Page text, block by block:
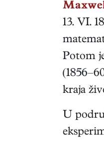
13. VI.
Potom
kraja
U